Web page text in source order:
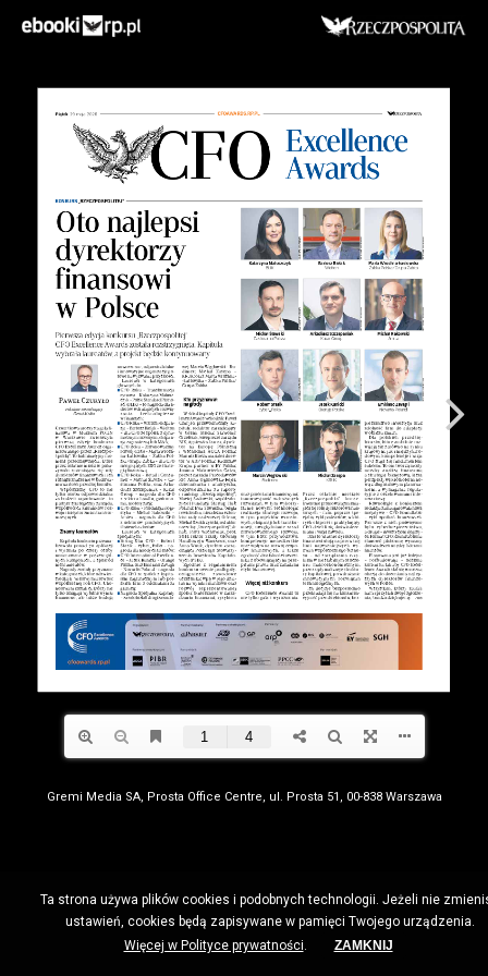
Gremi Media SA, Prosta Office Centre, ul. Prosta 51, 00-838 Warszawa
Ta strona używa plików cookies i podobnych technologii. Jeżeli nie
ustawień, cookies będą zapisywane w pamięci Twojego urządzenia.
Więcej w Polityce prywatności. ZAMKNIJ